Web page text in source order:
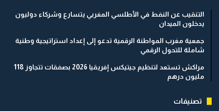
التنقيب عن النفط في الأطلسي المغربي يتسارع وشركاء دوليون
يدخلون الميدان
جمعية مغرب المواطنة الرقمية تدعو إلى إعداد استراتيجية وطنية
شاملة للتحول الرقمي
مراكش تستعد لتنظيم جيتيكس إفريقيا 2026 بصفقات تتجاوز 118
مليون درهم
تصنيفات